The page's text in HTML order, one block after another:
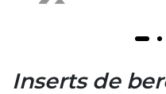
Inserts de